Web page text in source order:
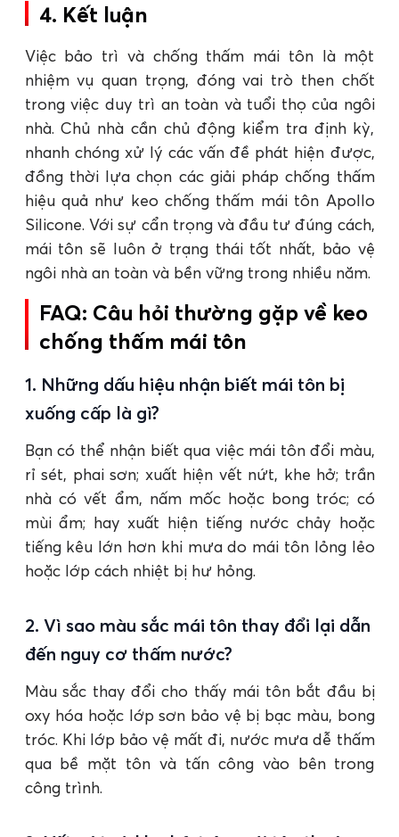
4. Kết luận
Việc bảo trì và chống thấm mái tôn là một
nhiệm vụ quan trọng, đóng vai trò then chốt
trong việc duy trì an toàn và tuổi thọ của ngôi
nhà. Chủ nhà cần chủ động kiểm tra định kỳ,
nhanh chóng xử lý các vấn đề phát hiện được,
đồng thời lựa chọn các giải pháp chống thấm
hiệu quả như keo chống thấm mái tôn Apollo
Silicone. Với sự cẩn trọng và đầu tư đúng cách,
mái tôn sẽ luôn ở trạng thái tốt nhất, bảo vệ
ngôi nhà an toàn và bền vững trong nhiều năm.
FAQ: Câu hỏi thường gặp về keo
chống thấm mái tôn
1. Những dấu hiệu nhận biết mái tôn bị
xuống cấp là gì?
Bạn có thể nhận biết qua việc mái tôn đổi màu,
rỉ sét, phai sơn; xuất hiện vết nứt, khe hở; trần
nhà có vết ẩm, nấm mốc hoặc bong tróc; có
mùi ẩm; hay xuất hiện tiếng nước chảy hoặc
tiếng kêu lớn hơn khi mưa do mái tôn lỏng lẻo
hoặc lớp cách nhiệt bị hư hỏng.
2. Vì sao màu sắc mái tôn thay đổi lại dẫn
đến nguy cơ thấm nước?
Màu sắc thay đổi cho thấy mái tôn bắt đầu bị
oxy hóa hoặc lớp sơn bảo vệ bị bạc màu, bong
tróc. Khi lớp bảo vệ mất đi, nước mưa dễ thấm
qua bề mặt tôn và tấn công vào bên trong
công trình.